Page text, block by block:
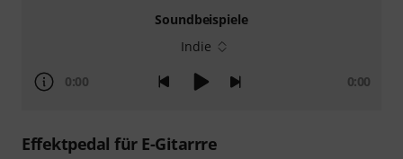
Soundbeispiele
Indie
0:00 0:00
Effektpedal für E-Gitarrre